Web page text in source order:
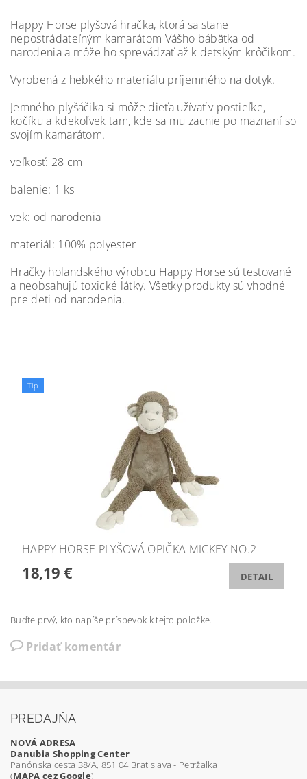
Happy Horse plyšová hračka, ktorá sa stane
nepostrádateľným kamarátom Vášho bábätka od
narodenia a môže ho sprevádzať až k detským krôčikom.
Vyrobená z hebkého materiálu príjemného na dotyk.
Jemného plyšáčika si môže dieťa užívať v postieľke,
kočíku a kdekoľvek tam, kde sa mu zacnie po maznaní so
svojím kamarátom.
veľkosť: 28 cm
balenie: 1 ks
vek: od narodenia
materiál: 100% polyester
Hračky holandského výrobcu Happy Horse sú testované
a neobsahujú toxické látky. Všetky produkty sú vhodné
pre deti od narodenia.
Tip
HAPPY HORSE PLYŠOVÁ OPIČKA MICKEY NO.2
18,19 € DETAIL
Buďte prvý, kto napíše príspevok k tejto položke.
Pridať komentár
PREDAJŇA
NOVÁ ADRESA
Danubia Shopping Center
Panónska cesta 38/A, 851 04 Bratislava - Petržalka
(MAPA cez Google)